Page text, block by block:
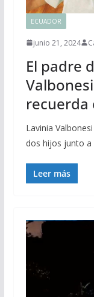
ECUADOR
junio 21, 2024
El padre
recuerda
Lavinia
dos hijos junto a
Leer más